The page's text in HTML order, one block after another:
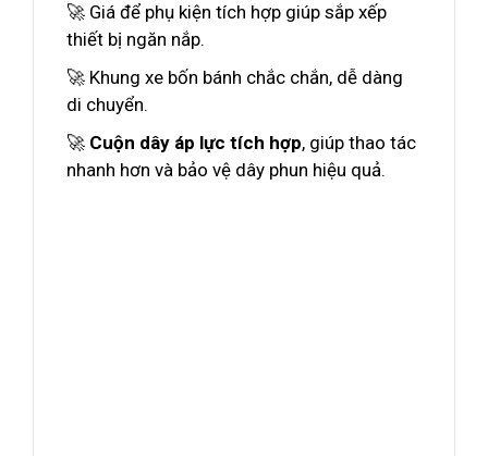
🚀 Giá để phụ kiện tích hợp giúp sắp xếp
thiết bị ngăn nắp.
🚀 Khung xe bốn bánh chắc chắn, dễ dàng
di chuyển.
🚀 Cuộn dây áp lực tích hợp, giúp thao tác
nhanh hơn và bảo vệ dây phun hiệu quả.